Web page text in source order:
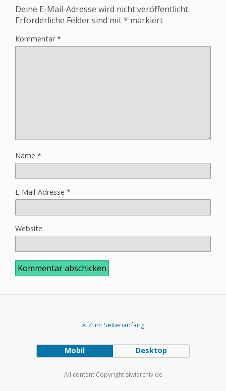
Deine E-Mail-Adresse wird nicht veröffentlicht.
Erforderliche Felder sind mit* markiert
Kommentar*
Name *
E-Mail-Adresse *
Website
Zum Seitenanfang
Mobil Desktop
All content Copyright siwiarchiv.de